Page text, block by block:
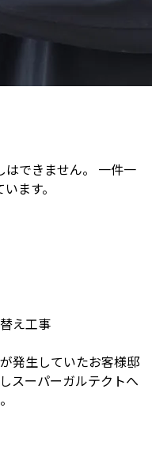
できません。 一件一
ます。
え工事
発生していたお客様邸
スーパーガルテクトへ